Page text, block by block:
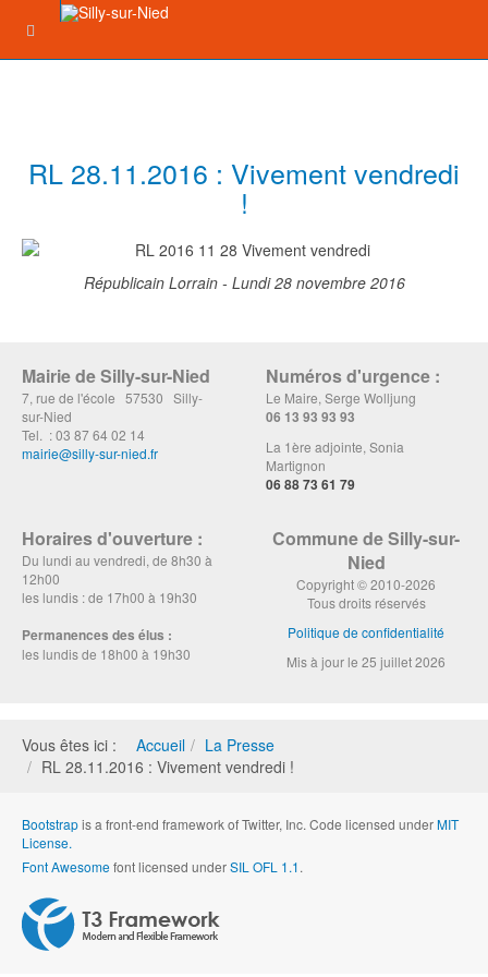
RL 28.11.2016 : Vivement vendredi
!
Républicain Lorrain - Lundi 28 novembre 2016
Mairie de Silly-sur-Nied
7, rue de l'école 57530 Silly-
sur-Nied
Tel. : 03 87 64 02 14
mairie@silly-sur-nied.fr
Numéros d'urgence :
Le Maire, Serge Wolljung
06 13 93 93 93
La 1ère adjointe, Sonia
Martignon
06 88 73 61 79
Horaires d'ouverture :
Du lundi au vendredi, de 8h30 à
12h00
les lundis : de 17h00 à 19h30
Permanences des élus :
les lundis de 18h00 à 19h30
Commune de Silly-sur-
Nied
Copyright © 2010-2026
Tous droits réservés
Politique de confidentialité
Mis à jour le 25 juillet 2026
Vous êtes ici : Accueil
La Presse
RL 28.11.2016 : Vivement vendredi !
Bootstrapis a front-end framework of Twitter, Inc. Code licensed underMIT
License.
Font Awesomefont licensed underSIL OFL 1.1.